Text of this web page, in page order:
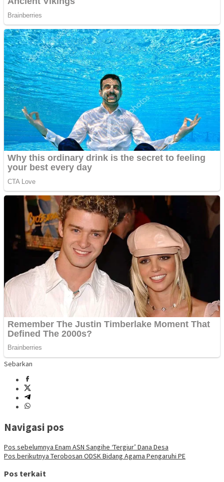
Sebarkan
Navigasi pos
Pos sebelumnya Enam ASN Sangihe ‘Tergiur’ Dana Desa
Pos berikutnya Terobosan ODSK Bidang Agama Pengaruhi PE
Pos terkait